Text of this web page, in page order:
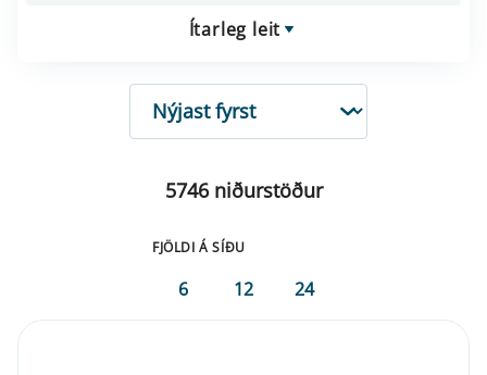
Ítarleg leit
RÖÐUN
5746 niðurstöður
FJÖLDI Á SÍÐU
6 12 24